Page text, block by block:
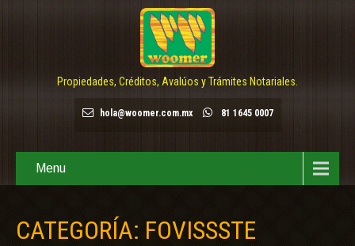
Propiedades, Créditos, Avalúos y Trámites Notariales.
hola@woomer.com.mx 81 1645 0007
Menu
CATEGORÍA: FOVISSSTE